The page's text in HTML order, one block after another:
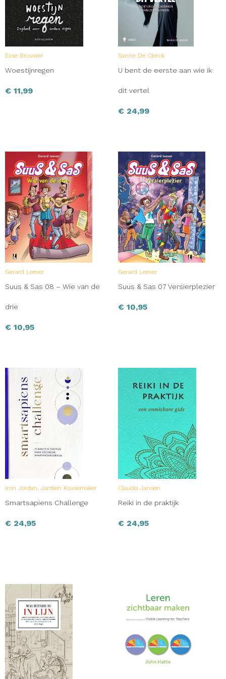
Elise Brouwer
Woestijnregen
€ 11,99
Sanne De Clerck
U bent de eerste aan wie ik
dit vertel
€ 24,99
Gerard Leever
Suus & Sas 08 – Wie van de
drie
€ 10,95
Gerard Leever
Suus & Sas 07 Versierplezier
€ 10,95
Iron Jordan, Jantien Kousemaker
Smartsapiens Challenge
€ 24,95
Claudia Jansen
Reiki in de praktijk
€ 24,95